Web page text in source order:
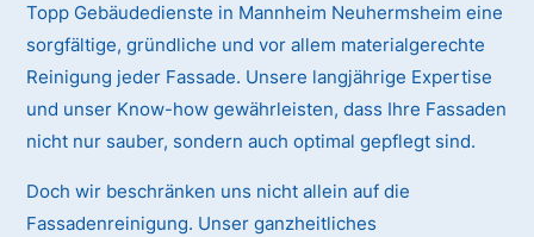
Topp Gebäudedienste in Mannheim Neuhermsheim eine
sorgfältige, gründliche und vor allem materialgerechte
Reinigung jeder Fassade. Unsere langjährige Expertise
und unser Know-how gewährleisten, dass Ihre Fassaden
nicht nur sauber, sondern auch optimal gepflegt sind.
Doch wir beschränken uns nicht allein auf die
Fassadenreinigung. Unser ganzheitliches